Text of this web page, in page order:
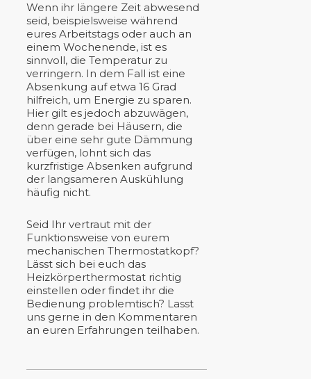
Wenn ihr längere Zeit abwesend
seid, beispielsweise während
eures Arbeitstags oder auch an
einem Wochenende, ist es
sinnvoll, die Temperatur zu
verringern. In dem Fall ist eine
Absenkung auf etwa 16 Grad
hilfreich, um Energie zu sparen.
Hier gilt es jedoch abzuwägen,
denn gerade bei Häusern, die
über eine sehr gute Dämmung
verfügen, lohnt sich das
kurzfristige Absenken aufgrund
der langsameren Auskühlung
häufig nicht.
Seid Ihr vertraut mit der
Funktionsweise von eurem
mechanischen Thermostatkopf?
Lässt sich bei euch das
Heizkörperthermostat richtig
einstellen oder findet ihr die
Bedienung problemtisch? Lasst
uns gerne in den Kommentaren
an euren Erfahrungen teilhaben.